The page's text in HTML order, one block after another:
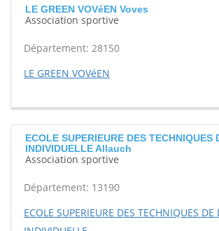
LE GREEN VOVéEN Voves
Association sportive
Département: 28150
LE GREEN VOVéEN
ECOLE SUPERIEURE DES TECHNIQUES
INDIVIDUELLE Allauch
Association sportive
Département: 13190
ECOLE SUPERIEURE DES TECHNIQUES DE